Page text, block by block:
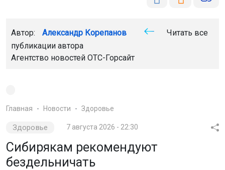
Автор: Александр Корепанов
Читать все
публикации автора
Агентство новостей ОТС-Горсайт
Главная Новости Здоровье
Здоровье 7 августа 2026 - 22:30
Сибирякам рекомендуют
бездельничать